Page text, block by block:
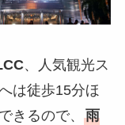
、人気観光ス
は徒歩15分ほ
きるので、 雨